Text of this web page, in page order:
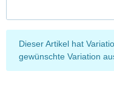
x
Dieser Artikel hat
gewünschte Variation